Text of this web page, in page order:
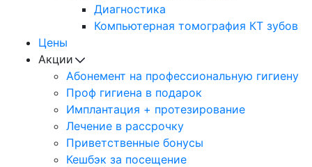
Диагностика
Компьютерная томография КТ зубов
Цены
Акции
Абонемент на профессиональную гигиену
Проф гигиена в подарок
Имплантация + протезирование
Лечение в рассрочку
Приветственные бонусы
Кешбэк за посещение